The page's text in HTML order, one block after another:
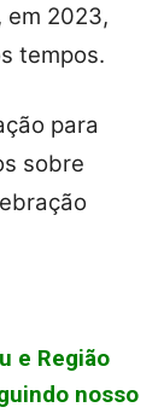
em 2023,
tempos.
para
sobre
e Região
nosso